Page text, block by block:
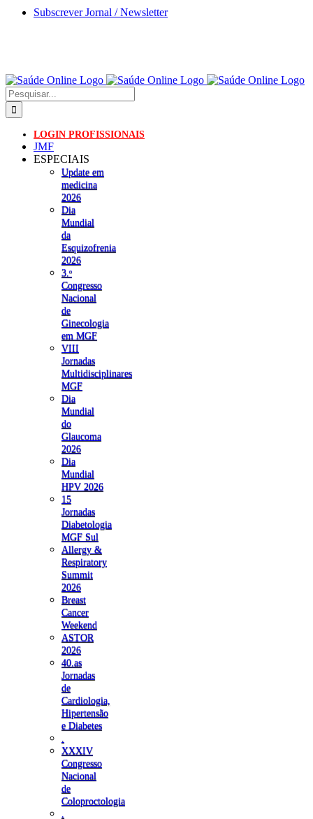
Skip
Subscrever Jornal / Newsletter
Pesquisar
LOGIN PROFISSIONAIS
JMF
ESPECIAIS
Update em
medicina
2026
Dia
Mundial
da
Esquizofrenia
2026
3.ᵒ
Congresso
Nacional
de
Ginecologia
em MGF
VIII
Jornadas
Multidisciplinares
MGF
Dia
Mundial
do
Glaucoma
2026
Dia
Mundial
HPV 2026
15
Jornadas
Diabetologia
MGF Sul
Allergy &
Respiratory
Summit
2026
Breast
Cancer
Weekend
ASTOR
2026
40.as
Jornadas
de
Cardiologia,
Hipertensão
e Diabetes
XXXIV
Congresso
Nacional
de
Coloproctologia